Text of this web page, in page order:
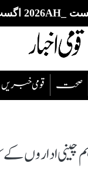
قومی خبریں صحت
چینی